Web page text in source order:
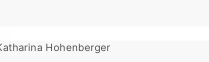
Hohenberger